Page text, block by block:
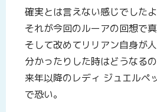
確実とは言えない感じでしたよ
それが今回のルーアの回想で
そして改めてリリアン自身が
分かったりした時はどうなるの
来年以降のレディ ジュエルペ
で恐い。